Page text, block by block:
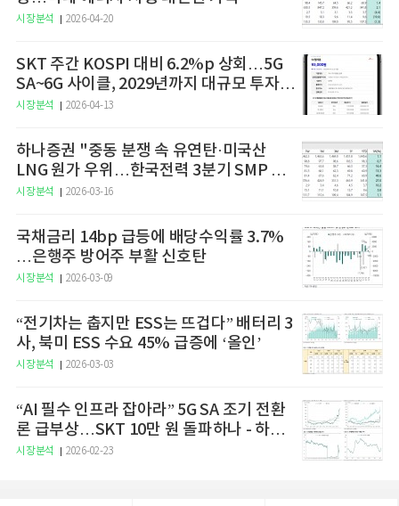
시장분석 2026-04-20
SKT 주간 KOSPI 대비 6.2%p 상회…5G
SA~6G 사이클, 2029년까지 대규모 투자
예고
시장분석 2026-04-13
하나증권 "중동 분쟁 속 유연탄·미국산
LNG 원가 우위…한국전력 3분기 SMP 상
승 전망"
시장분석 2026-03-16
국채금리 14bp 급등에 배당수익률 3.7%
…은행주 방어주 부활 신호탄
시장분석 2026-03-09
“전기차는 춥지만 ESS는 뜨겁다” 배터리 3
사, 북미 ESS 수요 45% 급증에 ‘올인’
시장분석 2026-03-03
“AI 필수 인프라 잡아라” 5G SA 조기 전환
론 급부상…SKT 10만 원 돌파하나 - 하나
증권
시장분석 2026-02-23